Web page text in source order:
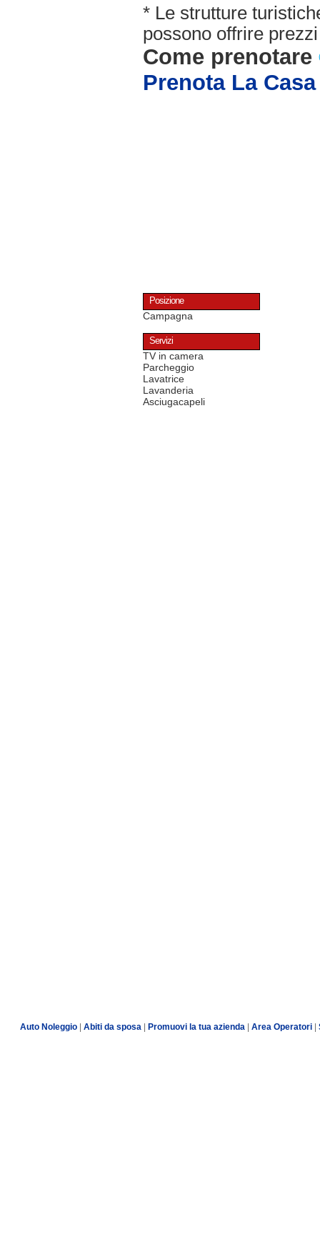
* Le strutture
possono offrire
Come prenotare
Prenota La
Posizione
Campagna
Servizi
TV in camera
Parcheggio
Lavatrice
Lavanderia
Asciugacapeli
Auto Noleggio Abiti da sposa Promuovi la tua azienda Area Operatori